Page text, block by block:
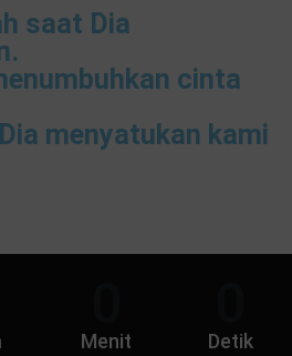
saat Dia
cinta
menyatukan kami
Menit Detik